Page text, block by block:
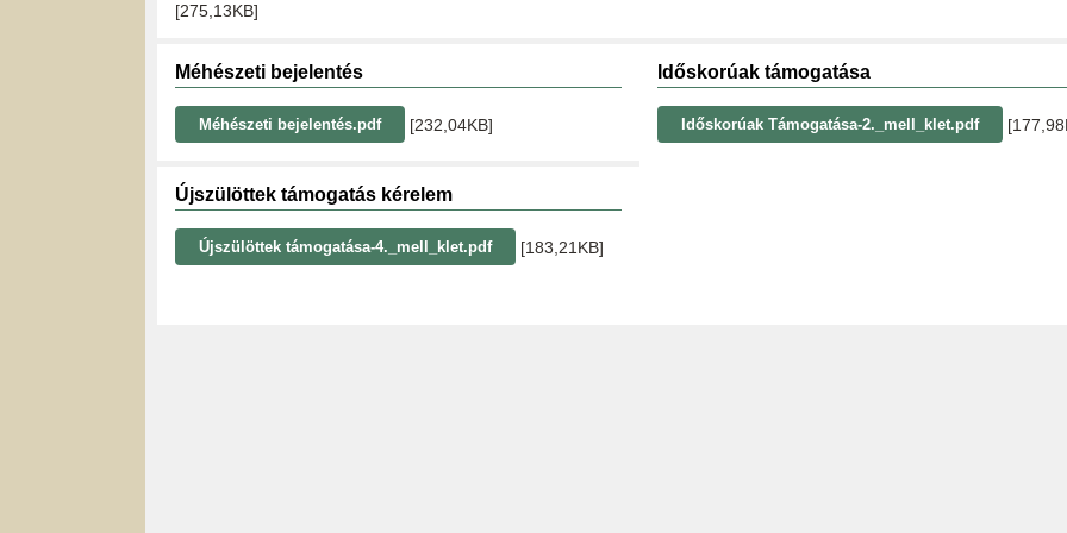
[275,13KB]
Méhészeti bejelentés
Méhészeti bejelentés.pdf [232,04KB]
Időskorúak támogatása
Időskorúak Támogatása-2._mell_klet.pdf
Újszülöttek támogatás kérelem
Újszülöttek támogatása-4._mell_klet.pdf [183,21KB]